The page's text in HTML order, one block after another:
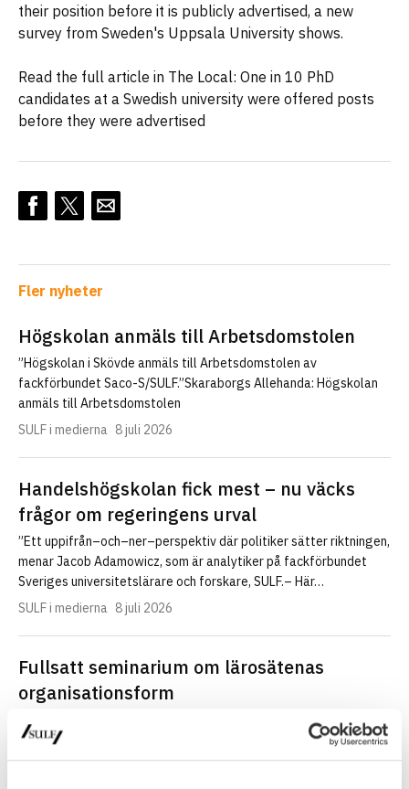
their position before it is publicly advertised, a new
survey from Sweden's Uppsala University shows.
Read the full article in The Local: One in 10 PhD
candidates at a Swedish university were offered posts
before they were advertised
Fler nyheter
Högskolan anmäls till Arbetsdomstolen
”Högskolan i Skövde anmäls till Arbetsdomstolen av
fackförbundet Saco-S/SULF.”Skaraborgs Allehanda: Högskolan
anmäls till Arbetsdomstolen
SULF i medierna 8 juli 2026
Handelshögskolan fick mest – nu väcks
frågor om regeringens urval
”Ett uppifrån–och–ner–perspektiv där politiker sätter riktningen,
menar Jacob Adamowicz, som är analytiker på fackförbundet
Sveriges universitetslärare och forskare, SULF.– Här…
SULF i medierna 8 juli 2026
Fullsatt seminarium om lärosätenas
organisationsform
Spelar lärosätenas organisationsform någon roll för den
akademiska friheten eller är det det en underordnad fråga? Det
var ämnet för…